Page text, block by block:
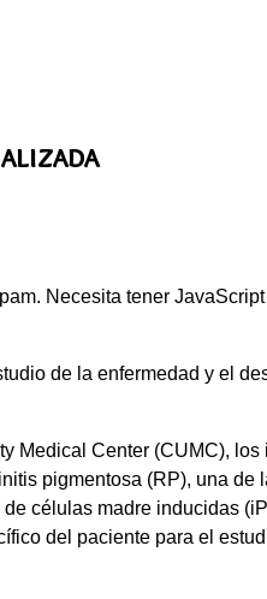
Necesita tener
de la enfermedad y el
Medical Center (CUMC),
pigmentosa (RP), una de
células madre inducidas
del paciente para el